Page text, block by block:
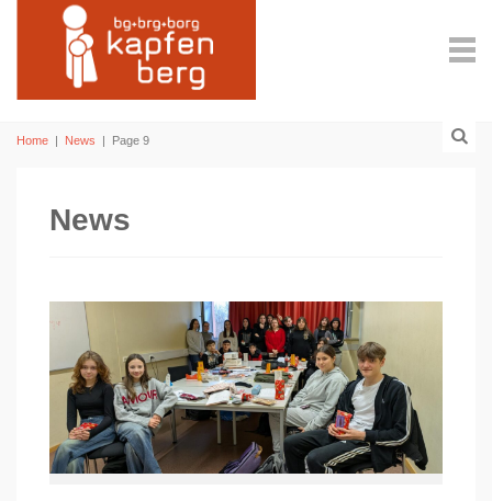
Home | News | Page 9
News